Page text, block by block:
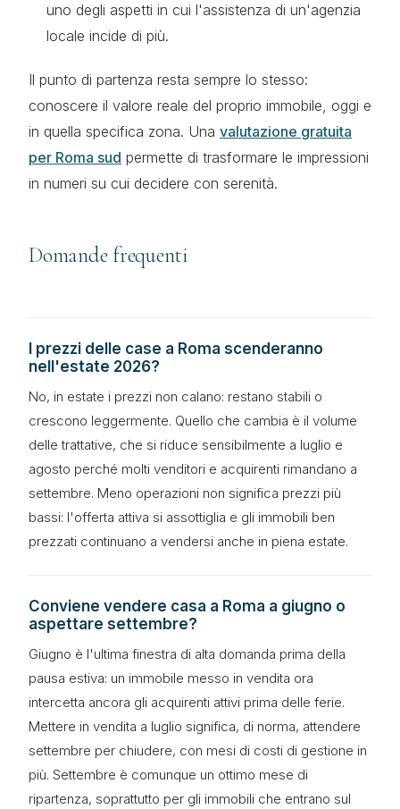
uno degli aspetti in cui l'assistenza di un'agenzia
locale incide di più.
Il punto di partenza resta sempre lo stesso:
conoscere il valore reale del proprio immobile, oggi e
in quella specifica zona. Una valutazione gratuita
per Roma sud permette di trasformare le impressioni
in numeri su cui decidere con serenità.
Domande frequenti
I prezzi delle case a Roma scenderanno
nell'estate 2026?
No, in estate i prezzi non calano: restano stabili o
crescono leggermente. Quello che cambia è il volume
delle trattative, che si riduce sensibilmente a luglio e
agosto perché molti venditori e acquirenti rimandano a
settembre. Meno operazioni non significa prezzi più
bassi: l'offerta attiva si assottiglia e gli immobili ben
prezzati continuano a vendersi anche in piena estate.
Conviene vendere casa a Roma a giugno o
aspettare settembre?
Giugno è l'ultima finestra di alta domanda prima della
pausa estiva: un immobile messo in vendita ora
intercetta ancora gli acquirenti attivi prima delle ferie.
Mettere in vendita a luglio significa, di norma, attendere
settembre per chiudere, con mesi di costi di gestione in
più. Settembre è comunque un ottimo mese di
ripartenza, soprattutto per gli immobili che entrano sul